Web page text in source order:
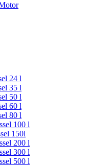
24 l
35 l
50 l
60 l
80 l
100 l
150l
200 l
300 l
500 l